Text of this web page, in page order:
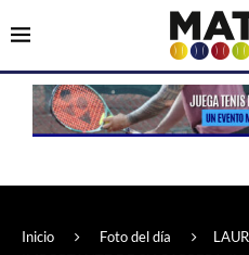
Inicio Foto del día